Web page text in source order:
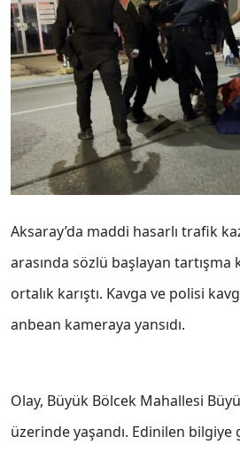
Aksaray’da maddi hasarlı trafik
arasında sözlü başlayan
ortalık karıştı. Kavga ve polisi
anbean kameraya yansıdı.
Olay, Büyük Bölcek Mahallesi
üzerinde yaşandı. Edinilen